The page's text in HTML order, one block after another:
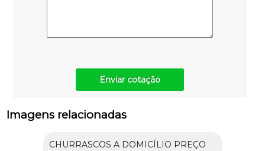
Enviar cotação
Imagens relacionadas
CHURRASCOS A DOMICÍLIO PREÇO